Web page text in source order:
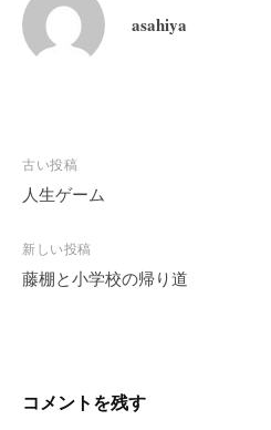
asahiya
投
稿
ナ
ョ
古い投稿
人生ゲーム
新しい投稿
藤棚と小学校の帰り道
コメントを残す